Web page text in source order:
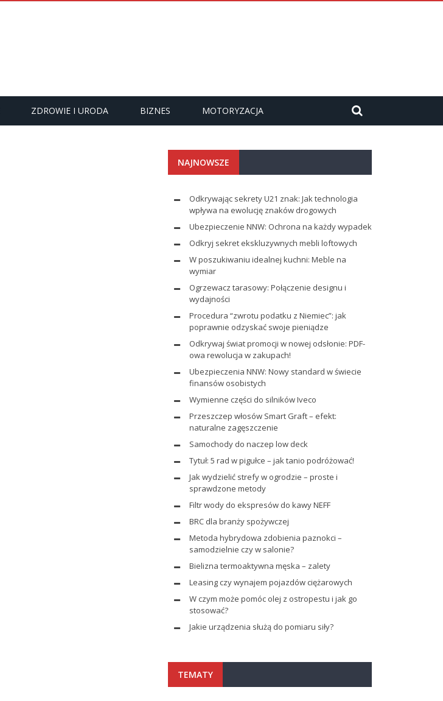
ZDROWIE I URODA BIZNES MOTORYZACJA
NAJNOWSZE
Odkrywając sekrety U21 znak: Jak technologia
wpływa na ewolucję znaków drogowych
Ubezpieczenie NNW: Ochrona na każdy wypadek
Odkryj sekret ekskluzywnych mebli loftowych
W poszukiwaniu idealnej kuchni: Meble na
wymiar
Ogrzewacz tarasowy: Połączenie designu i
wydajności
Procedura “zwrotu podatku z Niemiec”: jak
poprawnie odzyskać swoje pieniądze
Odkrywaj świat promocji w nowej odsłonie: PDF-
owa rewolucja w zakupach!
Ubezpieczenia NNW: Nowy standard w świecie
finansów osobistych
Wymienne części do silników Iveco
Przeszczep włosów Smart Graft – efekt:
naturalne zagęszczenie
Samochody do naczep low deck
Tytuł: 5 rad w pigułce – jak tanio podróżować!
Jak wydzielić strefy w ogrodzie – proste i
sprawdzone metody
Filtr wody do ekspresów do kawy NEFF
BRC dla branży spożywczej
Metoda hybrydowa zdobienia paznokci –
samodzielnie czy w salonie?
Bielizna termoaktywna męska – zalety
Leasing czy wynajem pojazdów ciężarowych
W czym może pomóc olej z ostropestu i jak go
stosować?
Jakie urządzenia służą do pomiaru siły?
TEMATY